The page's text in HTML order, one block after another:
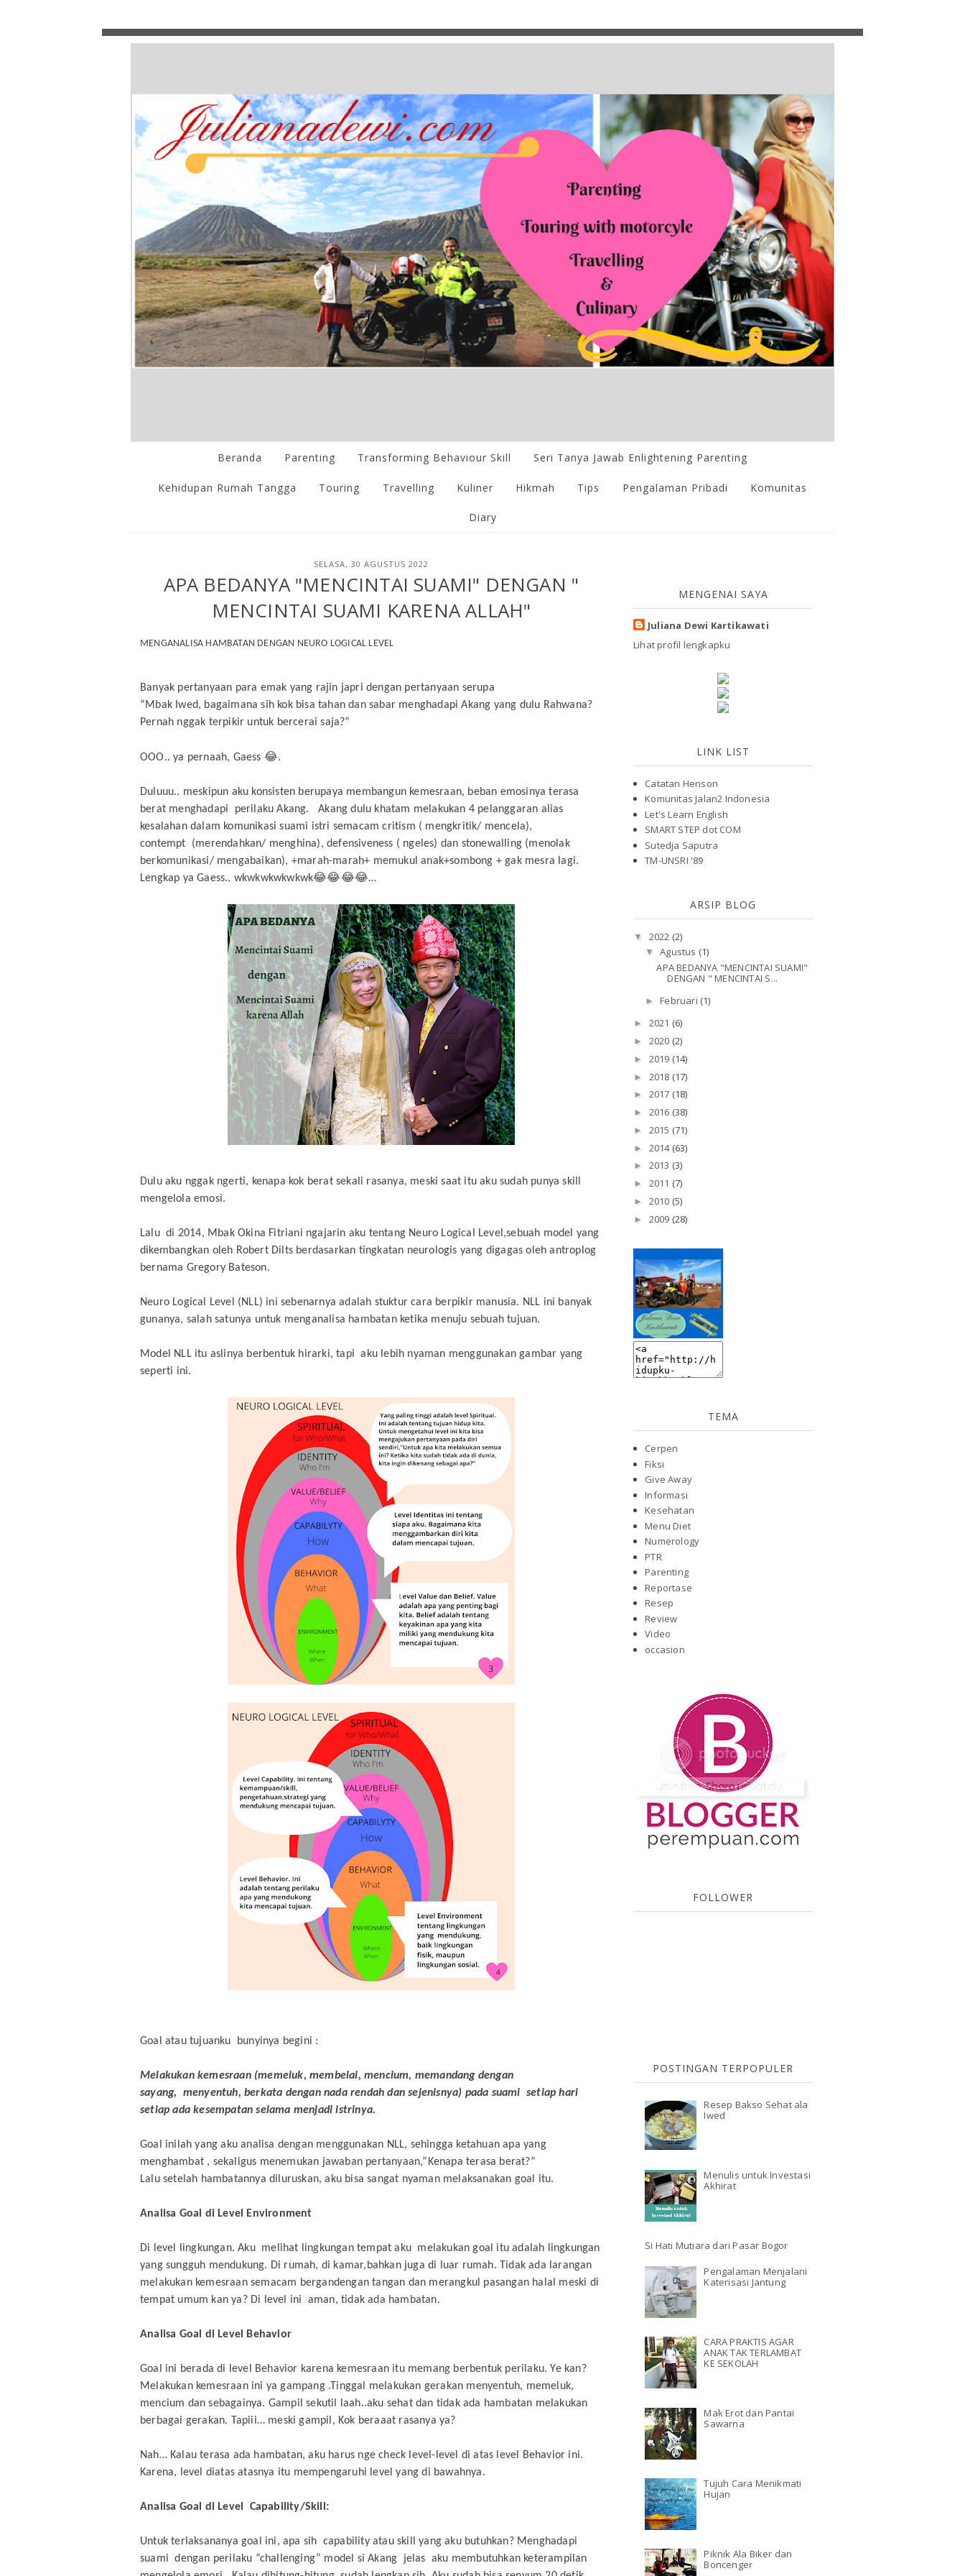
Beranda Parenting Transforming Behaviour Skill Seri Tanya Jawab Enlightening Parenting
Kehidupan Rumah Tangga Touring Travelling Kuliner Hikmah Tips Pengalaman Pribadi Komunitas
Diary
SELASA, 30 AGUSTUS 2022
APA BEDANYA "MENCINTAI SUAMI" DENGAN "
MENCINTAI SUAMI KARENA ALLAH"
MENGANALISA HAMBATAN DENGAN NEURO LOGICAL LEVEL
Banyak pertanyaan para emak yang rajin japri dengan pertanyaan serupa
“Mbak Iwed, bagaimana sih kok bisa tahan dan sabar menghadapi Akang yang dulu Rahwana?
Pernah nggak terpikir untuk bercerai saja?”
OOO.. ya pernaah, Gaess 😂.
Duluuu.. meskipun aku konsisten berupaya membangun kemesraan, beban emosinya terasa
berat menghadapi perilaku Akang. Akang dulu khatam melakukan 4 pelanggaran alias
kesalahan dalam komunikasi suami istri semacam critism ( mengkritik/ mencela),
contempt (merendahkan/ menghina), defensiveness ( ngeles) dan stonewalling (menolak
berkomunikasi/ mengabaikan), +marah-marah+ memukul anak+sombong + gak mesra lagi.
Lengkap ya Gaess.. wkwkwkwkwkwk😂😂😂😂…
Dulu aku nggak ngerti, kenapa kok berat sekali rasanya, meski saat itu aku sudah punya skill
mengelola emosi.
Lalu di 2014, Mbak Okina Fitriani ngajarin aku tentang Neuro Logical Level,sebuah model yang
dikembangkan oleh Robert Dilts berdasarkan tingkatan neurologis yang digagas oleh antroplog
bernama Gregory Bateson.
Neuro Logical Level (NLL) ini sebenarnya adalah stuktur cara berpikir manusia. NLL ini banyak
gunanya, salah satunya untuk menganalisa hambatan ketika menuju sebuah tujuan.
Model NLL itu aslinya berbentuk hirarki, tapi aku lebih nyaman menggunakan gambar yang
seperti ini.
Goal atau tujuanku bunyinya begini :
Melakukan kemesraan (memeluk, membelai, mencium, memandang dengan
sayang, menyentuh, berkata dengan nada rendah dan sejenisnya) pada suami setiap hari
setiap ada kesempatan selama menjadi istrinya.
Goal inilah yang aku analisa dengan menggunakan NLL, sehingga ketahuan apa yang
menghambat , sekaligus menemukan jawaban pertanyaan,”Kenapa terasa berat?”
Lalu setelah hambatannya diluruskan, aku bisa sangat nyaman melaksanakan goal itu.
Analisa Goal di Level Environment
Di level lingkungan. Aku melihat lingkungan tempat aku melakukan goal itu adalah lingkungan
yang sungguh mendukung. Di rumah, di kamar,bahkan juga di luar rumah. Tidak ada larangan
melakukan kemesraan semacam bergandengan tangan dan merangkul pasangan halal meski di
tempat umum kan ya? Di level ini aman, tidak ada hambatan.
Analisa Goal di Level Behavior
Goal ini berada di level Behavior karena kemesraan itu memang berbentuk perilaku. Ye kan?
Melakukan kemesraan ini ya gampang .Tinggal melakukan gerakan menyentuh, memeluk,
mencium dan sebagainya. Gampil sekutil laah..aku sehat dan tidak ada hambatan melakukan
berbagai gerakan. Tapiii… meski gampil, Kok beraaat rasanya ya?
Nah… Kalau terasa ada hambatan, aku harus nge check level-level di atas level Behavior ini.
Karena, level diatas atasnya itu mempengaruhi level yang di bawahnya.
Analisa Goal di Level Capability/Skill:
Untuk terlaksananya goal ini, apa sih capability atau skill yang aku butuhkan? Menghadapi
suami dengan perilaku “challenging” model si Akang jelas aku membutuhkan keterampilan
MENGENAI SAYA
Juliana Dewi Kartikawati
Lihat profil lengkapku
LINK LIST
Catatan Henson
Komunitas Jalan2 Indonesia
Let's Learn English
SMART STEP dot COM
Sutedja Saputra
TM-UNSRI '89
ARSIP BLOG
▼ 2022 (2)
▼Agustus (1)
APA BEDANYA "MENCINTAI SUAMI"
DENGAN " MENCINTAI S...
►Februari (1)
► 2021 (6)
► 2020 (2)
► 2019 (14)
► 2018 (17)
► 2017 (18)
► 2016 (38)
► 2015 (71)
► 2014 (63)
► 2013 (3)
► 2011 (7)
► 2010 (5)
► 2009 (28)
TEMA
Cerpen
Fiksi
Give Away
Informasi
Kesehatan
Menu Diet
Numerology
PTR
Parenting
Reportase
Resep
Review
Video
occasion
FOLLOWER
POSTINGAN TERPOPULER
Resep Bakso Sehat ala
Iwed
Menulis untuk Investasi
Akhirat
Si Hati Mutiara dari Pasar Bogor
Pengalaman Menjalani
Katerisasi Jantung
CARA PRAKTIS AGAR
ANAK TAK TERLAMBAT
KE SEKOLAH
Mak Erot dan Pantai
Sawarna
Tujuh Cara Menikmati
Hujan
Piknik Ala Biker dan
Boncenger